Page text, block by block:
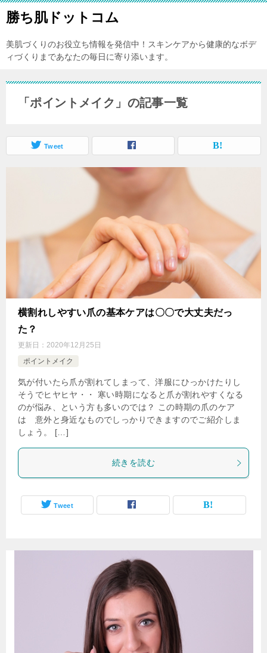
勝ち肌ドットコム
美肌づくりのお役立ち情報を発信中！スキンケアから健康的なボデ
ィづくりまであなたの毎日に寄り添います。
「ポイントメイク」の記事一覧
Tweet
横割れしやすい爪の基本ケアは〇〇で大丈夫だっ
た？
更新日： 2020年12月25日
ポイントメイク
気が付いたら爪が割れてしまって、洋服にひっかけたりし
そうでヒヤヒヤ・・ 寒い時期になると爪が割れやすくなる
のが悩み、という方も多いのでは？ この時期の爪のケア
は 意外と身近なものでしっかりできますのでご紹介しま
しょう。 […]
続きを読む
Tweet